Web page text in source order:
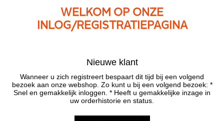
WELKOM OP ONZE
INLOG/REGISTRATIEPAGINA
Nieuwe klant
Wanneer u zich registreert bespaart dit tijd bij een volgend
bezoek aan onze webshop. Zo kunt u bij een volgend bezoek: *
Snel en gemakkelijk inloggen. * Heeft u gemakkelijke inzage in
uw orderhistorie en status.